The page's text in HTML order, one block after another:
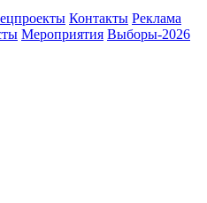
Контакты Реклама
Мероприятия Выборы-2026